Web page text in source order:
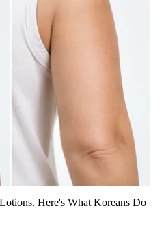
Here's What Koreans Do